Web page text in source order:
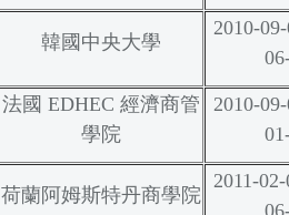
韓國中央大學
2010-
法國 EDHEC 經濟商管
學院
2010-
荷蘭阿姆斯特丹商學院
2011-